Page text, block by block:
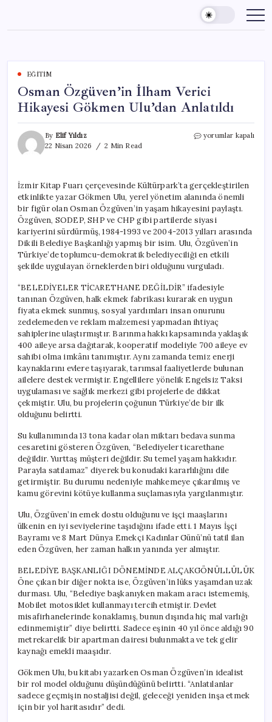
content
EĞITIM
Osman Özgüven’in İlham Verici
Hikayesi Gökmen Ulu’dan Anlatıldı
By Elif Yıldız
22 Nisan 2026
2 Min Read
Osman
Gökmen
Ulu’dan
Anlatıldı
için
yorumlar kapalı
İzmir Kitap Fuarı çerçevesinde Kültürpark’ta gerçekleştirilen
etkinlikte yazar Gökmen Ulu, yerel yönetim alanında önemli
bir figür olan Osman Özgüven’in yaşam hikayesini paylaştı.
Özgüven, SODEP, SHP ve CHP gibi partilerde siyasi
kariyerini sürdürmüş, 1984-1993 ve 2004-2013 yılları arasında
Dikili Belediye Başkanlığı yapmış bir isim. Ulu, Özgüven’in
Türkiye’de toplumcu-demokratik belediyeciliği en etkili
şekilde uygulayan örneklerden biri olduğunu vurguladı.
“BELEDİYELER TİCARETHANE DEĞİLDİR” ifadesiyle
tanınan Özgüven, halk ekmek fabrikası kurarak en uygun
fiyata ekmek sunmuş, sosyal yardımları insan onurunu
zedelemeden ve reklam malzemesi yapmadan ihtiyaç
sahiplerine ulaştırmıştır. Barınma hakkı kapsamında yaklaşık
400 aileye arsa dağıtarak, kooperatif modeliyle 700 aileye ev
sahibi olma imkânı tanımıştır. Aynı zamanda temiz enerji
kaynaklarını evlere taşıyarak, tarımsal faaliyetlerde bulunan
ailelere destek vermiştir. Engellilere yönelik Engelsiz Taksi
uygulaması ve sağlık merkezi gibi projelerle de dikkat
çekmiştir. Ulu, bu projelerin çoğunun Türkiye’de bir ilk
olduğunu belirtti.
Su kullanımında 13 tona kadar olan miktarı bedava sunma
cesaretini gösteren Özgüven, “Belediyeler ticarethane
değildir. Yurttaş müşteri değildir. Su temel yaşam hakkıdır.
Parayla satılamaz” diyerek bu konudaki kararlılığını dile
getirmiştir. Bu durumu nedeniyle mahkemeye çıkarılmış ve
kamu görevini kötüye kullanma suçlamasıyla yargılanmıştır.
Ulu, Özgüven’in emek dostu olduğunu ve işçi maaşlarını
ülkenin en iyi seviyelerine taşıdığını ifade etti. 1 Mayıs İşçi
Bayramı ve 8 Mart Dünya Emekçi Kadınlar Günü’nü tatil ilan
eden Özgüven, her zaman halkın yanında yer almıştır.
BELEDİYE BAŞKANLIĞI DÖNEMİNDE ALÇAKGÖNÜLLÜLÜK
Öne çıkan bir diğer nokta ise, Özgüven’in lüks yaşamdan uzak
durması. Ulu, “Belediye başkanıyken makam aracı istememiş,
Mobilet motosiklet kullanmayı tercih etmiştir. Devlet
misafirhanelerinde konaklamış, bunun dışında hiç mal varlığı
edinmemiştir” diye belirtti. Sadece eşinin 40 yıl önce aldığı 90
metrekarelik bir apartman dairesi bulunmakta ve tek gelir
kaynağı emekli maaşıdır.
Gökmen Ulu, bu kitabı yazarken Osman Özgüven’in idealist
bir rol model olduğunu düşündüğünü belirtti. “Anlatılanlar
sadece geçmişin nostaljisi değil, geleceği yeniden inşa etmek
için bir yol haritasıdır” dedi.